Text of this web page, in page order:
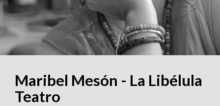
Maribel Mesón - La Libélula
Teatro